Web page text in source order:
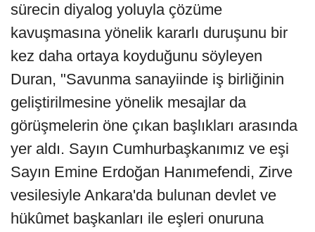
sürecin diyalog yoluyla çözüme
kavuşmasına yönelik kararlı duruşunu bir
kez daha ortaya koyduğunu söyleyen
Duran, "Savunma sanayiinde iş birliğinin
geliştirilmesine yönelik mesajlar da
görüşmelerin öne çıkan başlıkları arasında
yer aldı. Sayın Cumhurbaşkanımız ve eşi
Sayın Emine Erdoğan Hanımefendi, Zirve
vesilesiyle Ankara'da bulunan devlet ve
hükûmet başkanları ile eşleri onuruna